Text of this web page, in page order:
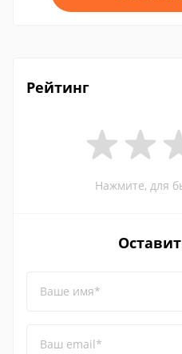
Рейтинг
Нажмите, для
Ваше имя*
Ваш email*